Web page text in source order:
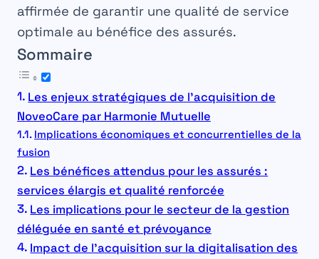
affirmée de garantir une qualité de service
optimale au bénéfice des assurés.
Sommaire
Les enjeux stratégiques de l’acquisition de
NoveoCare par Harmonie Mutuelle
Implications économiques et concurrentielles de la
fusion
Les bénéfices attendus pour les assurés :
services élargis et qualité renforcée
Les implications pour le secteur de la gestion
déléguée en santé et prévoyance
Impact de l’acquisition sur la digitalisation des